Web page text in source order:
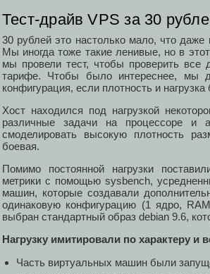
Тест-драйв VPS за 30
30 рублей это настолько мало, что даже
Мы иногда тоже такие ленивые, но в
мы провели тест, чтобы проверить
тарифе. Чтобы было интереснее, мы
конфигурация, если плотность и
Хост находился под нагрузкой
различные задачи на процессоре и
смоделировать высокую плотность
боевая.
Помимо постоянной нагрузки
метрики с помощью sysbench,
машин, которые создавали
одинаковую конфигурацию (1 ядро,
выбран стандартный образ debian 9.6,
Нагрузку имитировали по характеру и
Часть виртуальных машин были